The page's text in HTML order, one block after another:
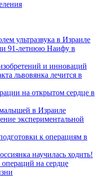
ультразвука в Израиле
91-летнюю Наифу в
и инноваций
львовянка лечится в
на открытом сердце в
в Израиле
экспериментальной
к операциям в
научилась ходить!
на сердце